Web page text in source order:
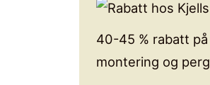
40-45 % rabatt
montering og